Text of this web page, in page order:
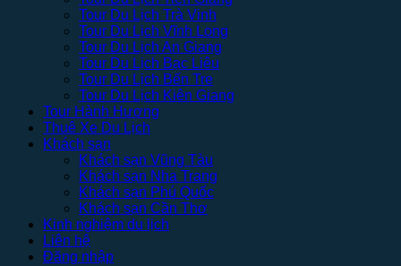
Tour Du Lịch Trà Vinh
Tour Du Lịch Vĩnh Long
Tour Du Lịch An Giang
Tour Du Lịch Bạc Liêu
Tour Du Lịch Bến Tre
Tour Du Lịch Kiên Giang
Tour Hành Hương
Thuê Xe Du Lịch
Khách sạn
Khách sạn Vũng Tàu
Khách sạn Nha Trang
Khách sạn Phú Quốc
Khách sạn Cần Thơ
Kinh nghiệm du lịch
Liên hệ
Đăng nhập